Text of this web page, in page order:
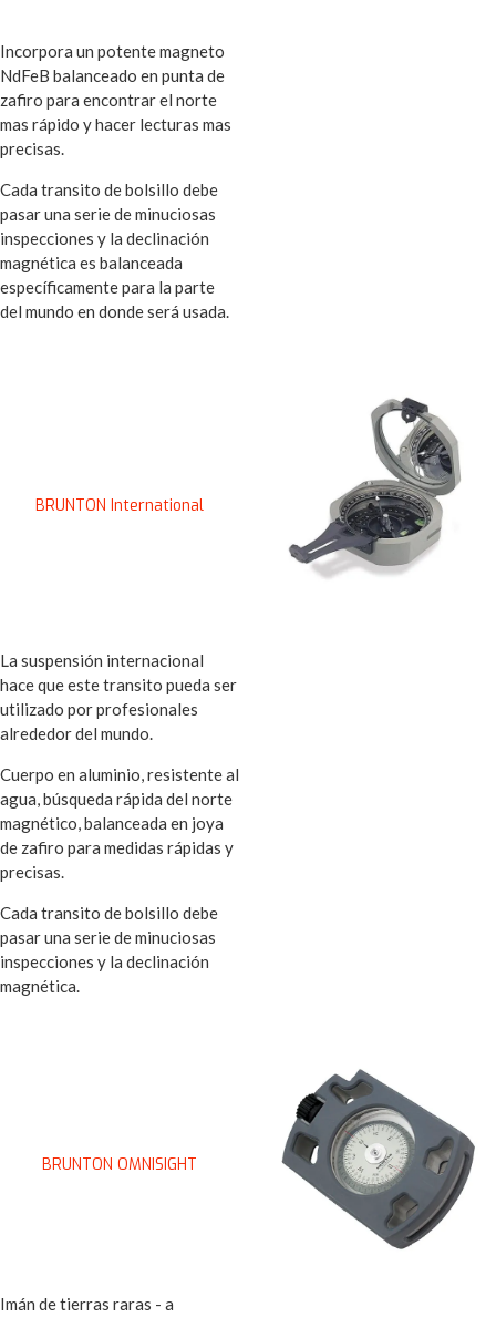
Incorpora un potente magneto
NdFeB balanceado en punta de
zafiro para encontrar el norte
mas rápido y hacer lecturas mas
precisas.
Cada transito de bolsillo debe
pasar una serie de minuciosas
inspecciones y la declinación
magnética es balanceada
específicamente para la parte
del mundo en donde será usada.
BRUNTON International
La suspensión internacional
hace que este transito pueda ser
utilizado por profesionales
alrededor del mundo.
Cuerpo en aluminio, resistente al
agua, búsqueda rápida del norte
magnético, balanceada en joya
de zafiro para medidas rápidas y
precisas.
Cada transito de bolsillo debe
pasar una serie de minuciosas
inspecciones y la declinación
magnética.
BRUNTON OMNISIGHT
Imán de tierras raras - a